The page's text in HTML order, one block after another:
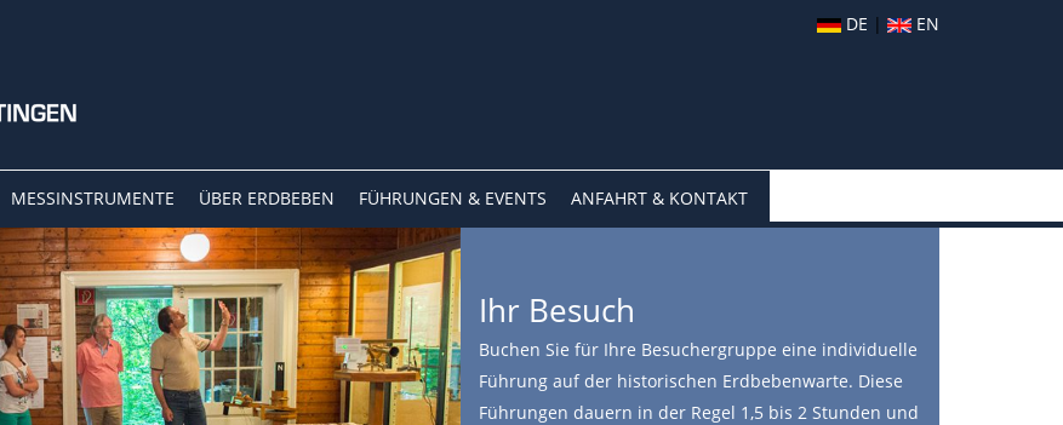
DE | EN
MESSINSTRUMENTE ÜBER ERDBEBEN FÜHRUNGEN & EVENTS ANFAHRT & KONTAKT
Ihr Besuch
Buchen Sie für Ihre Besuchergruppe eine individuelle
Führung auf der historischen Erdbebenwarte. Diese
Führungen dauern in der Regel 1,5 bis 2 Stunden und